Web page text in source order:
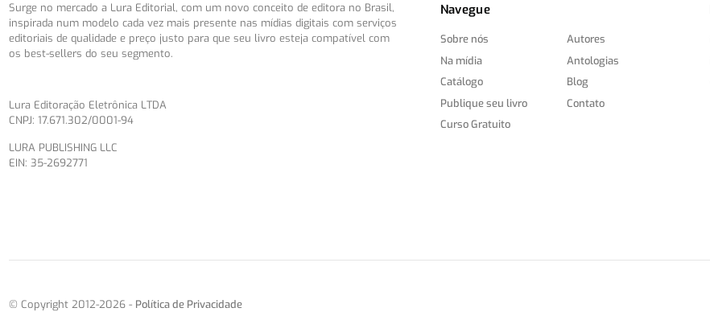
Surge no mercado a Lura Editorial, com um novo conceito de editora no Brasil,
inspirada num modelo cada vez mais presente nas mídias digitais com serviços
editoriais de qualidade e preço justo para que seu livro esteja compatível com
os best-sellers do seu segmento.
Lura Editoração Eletrônica LTDA
CNPJ: 17.671.302/0001-94
LURA PUBLISHING LLC
EIN: 35-2692771
Navegue
Sobre nós
Na mídia
Catálogo
Publique seu livro
Curso Gratuito
Autores
Antologias
Blog
Contato
© Copyright 2012-2026 - Política de Privacidade